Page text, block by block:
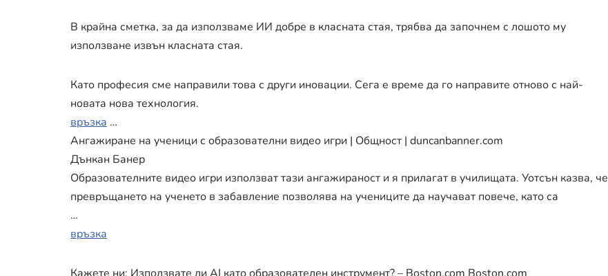
В крайна сметка, за да използваме ИИ добре в класната стая, трябва да започнем с лошото му
използване извън класната стая.
Като професия сме направили това с други иновации. Сега е време да го направите отново с най-
новата нова технология.
връзка …
Ангажиране на ученици с образователни видео игри | Общност | duncanbanner.com
Дънкан Банер
Образователните видео игри използват тази ангажираност и я прилагат в училищата. Уотсън казва, че
превръщането на ученето в забавление позволява на учениците да научават повече, като са
…
връзка